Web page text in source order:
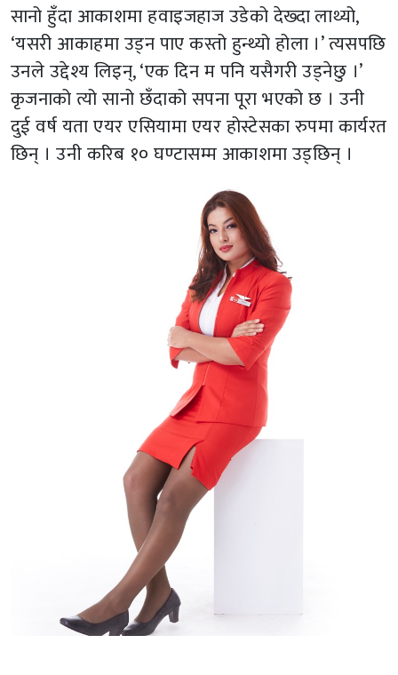
सानो हुँदा आकाशमा हवाइजहाज उडेको देख्दा लाथ्यो,
‘यसरी आकाहमा उड्न पाए कस्तो हुन्थ्यो होला ।’ त्यसपछि
उनले उद्देश्य लिइन्, ‘एक दिन म पनि यसैगरी उड्नेछु ।’
कृजनाको त्यो सानो छँदाको सपना पूरा भएको छ । उनी
दुई वर्ष यता एयर एसियामा एयर होस्टेसका रुपमा कार्यरत
छिन् । उनी करिब १० घण्टासम्म आकाशमा उड्छिन् ।